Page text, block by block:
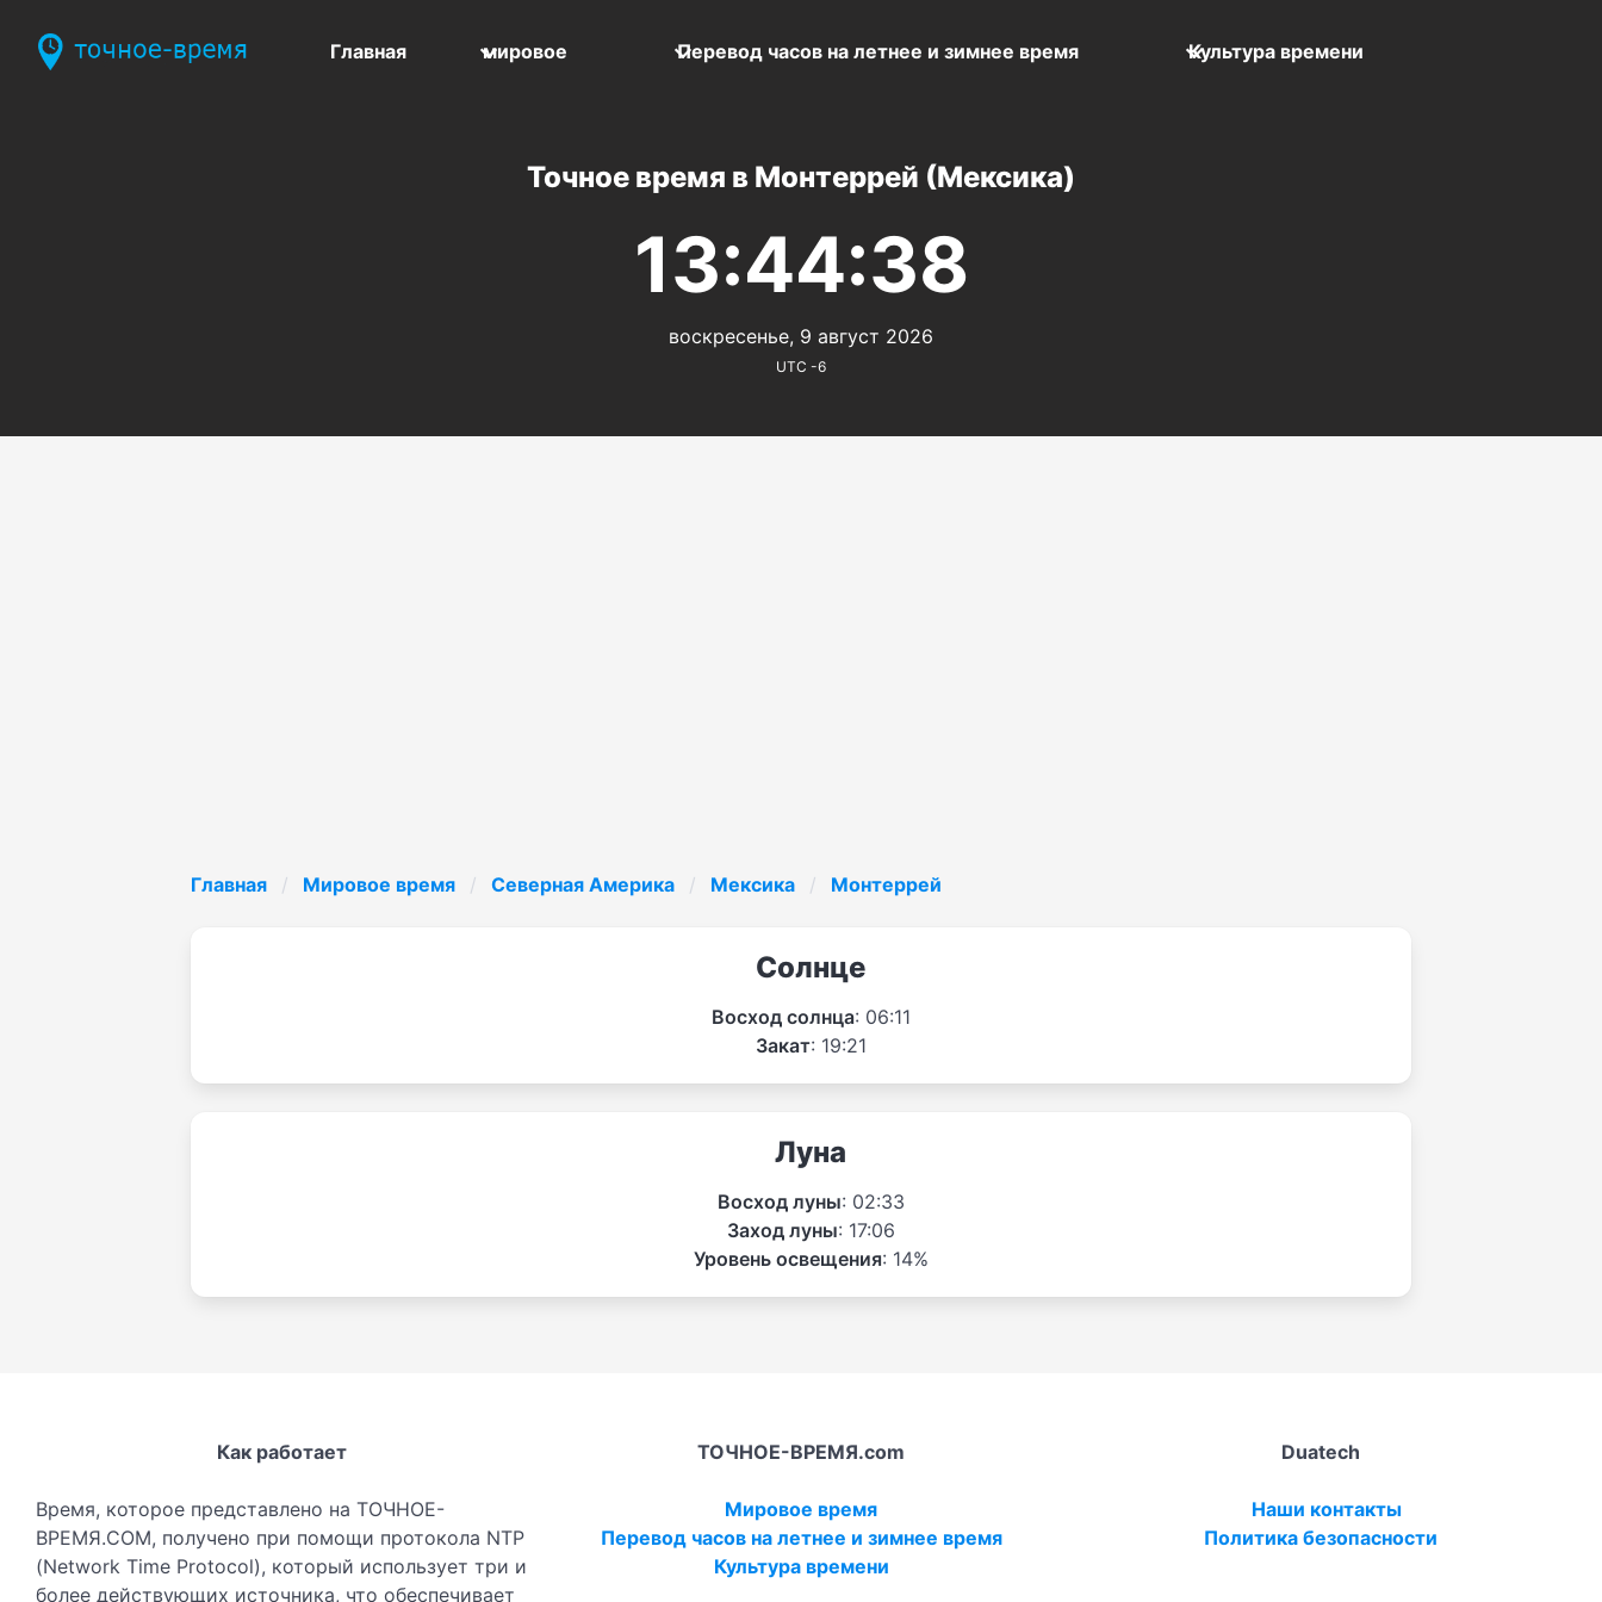
Главная мировое Перевод часов на летнее и зимнее время Культура времени
Точное время в Монтеррей (Мексика)
13:44:38
воскресенье, 9 август 2026
UTC -6
Главная Мировое время Северная Америка Мексика Монтеррей
Солнце
Восход солнца: 06:11
Закат: 19:21
Луна
Восход луны: 02:33
Заход луны: 17:06
Уровень освещения: 14%
Как работает
Время, которое представлено на ТОЧНОЕ-
ВРЕМЯ.COM, получено при помощи протокола NTP
(Network Time Protocol), который использует три и
более действующих источника, что обеспечивает
ТОЧНОЕ-ВРЕМЯ.com
Мировое время
Перевод часов на летнее и зимнее время
Культура времени
Duatech
Наши контакты
Политика безопасности